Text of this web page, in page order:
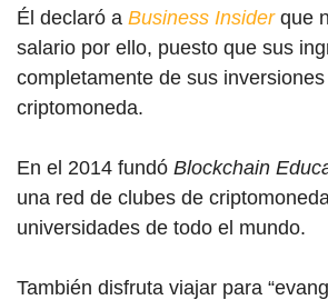
Él declaró a Business Insiderque
salario por ello, puesto que sus
completamente de sus
criptomoneda.
En el 2014 fundó Blockchain
una red de clubes de
universidades de todo el mundo.
También disfruta viajar para